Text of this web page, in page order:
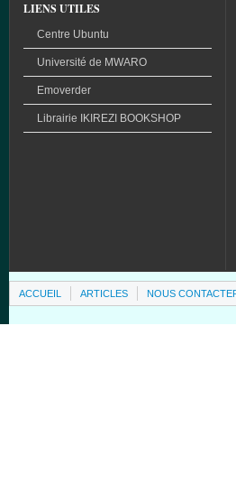
LIENS UTILES
Centre Ubuntu
Université de MWARO
Emoverder
Librairie IKIREZI BOOKSHOP
ACCUEIL ARTICLES NOUS